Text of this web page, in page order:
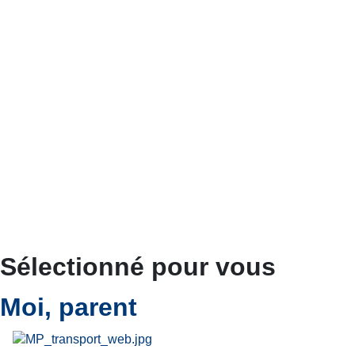
Sélectionné pour vous
Moi, parent